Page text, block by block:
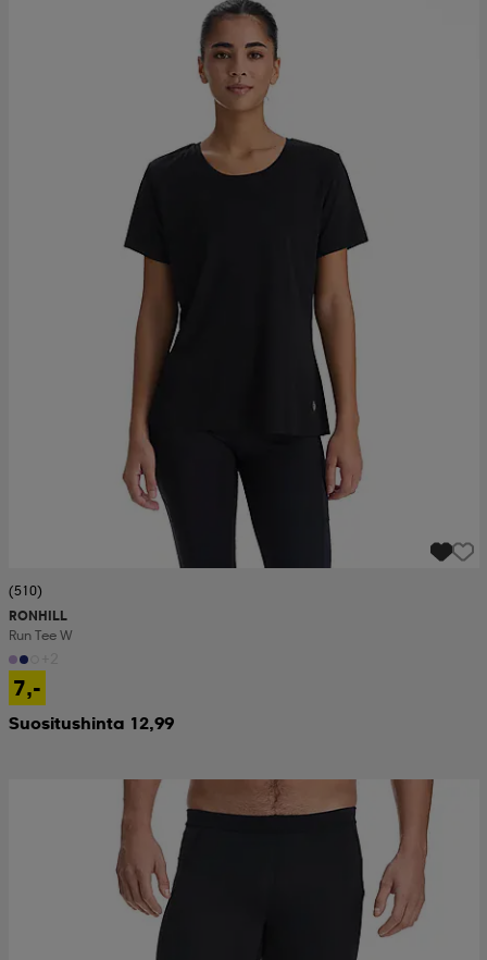
(510)
RONHILL
Run Tee W
7,-
Suositushinta 12,99